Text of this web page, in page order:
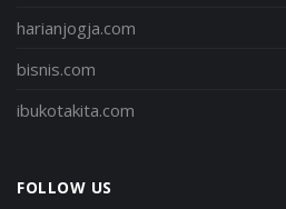
harianjogja.com
bisnis.com
ibukotakita.com
FOLLOW US